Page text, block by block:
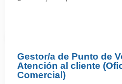
Gestor/a de Punto de
Atención al cliente
Comercial)